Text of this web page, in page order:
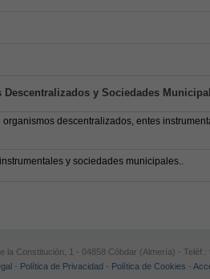
y Sociedades
descentralizados, entes
y sociedades municipales..
la Constitución, 1 - 04858 Cóbdar (Almería) -
- Política de Privacidad - Política de Cookies -